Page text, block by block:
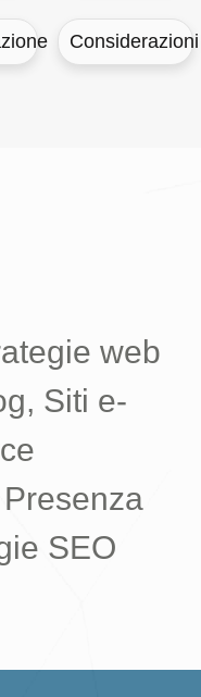
Considerazioni
web
Siti e-
SEO